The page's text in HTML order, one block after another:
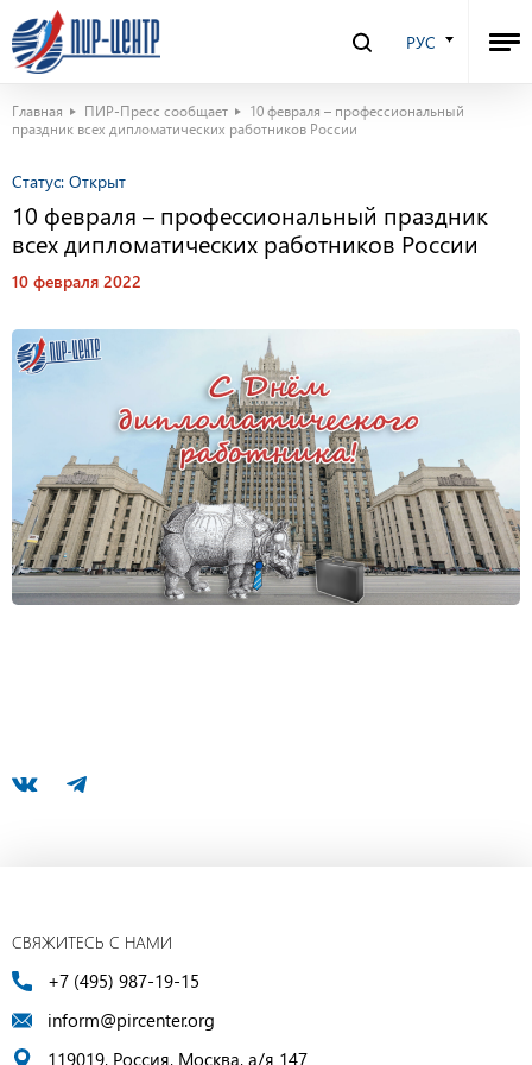
РУС
Главная ПИР-Пресс сообщает
10 февраля – профессиональный
праздник всех дипломатических работников России
Статус: Открыт
10 февраля – профессиональный праздник
всех дипломатических работников России
10 февраля 2022
СВЯЖИТЕСЬ С НАМИ
+7 (495) 987-19-15
inform@pircenter.org
119019, Россия, Москва, а/я 147